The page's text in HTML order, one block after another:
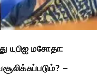
யுபிஐ மசோதா:
–